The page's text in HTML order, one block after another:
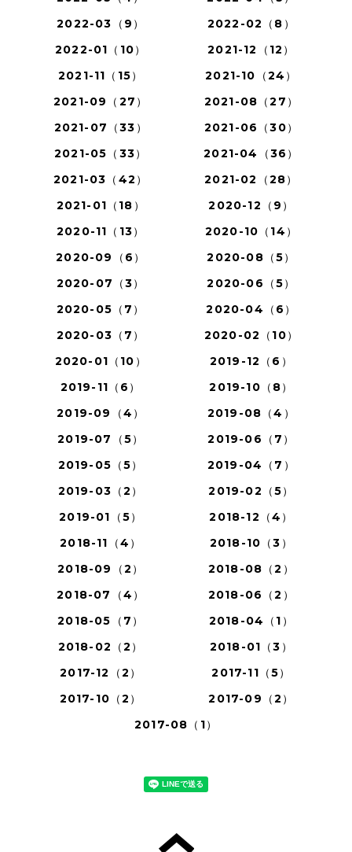
2022-03（9）
2022-02（8）
2022-01（10）
2021-12（12）
2021-11（15）
2021-10（24）
2021-09（27）
2021-08（27）
2021-07（33）
2021-06（30）
2021-05（33）
2021-04（36）
2021-03（42）
2021-02（28）
2021-01（18）
2020-12（9）
2020-11（13）
2020-10（14）
2020-09（6）
2020-08（5）
2020-07（3）
2020-06（5）
2020-05（7）
2020-04（6）
2020-03（7）
2020-02（10）
2020-01（10）
2019-12（6）
2019-11（6）
2019-10（8）
2019-09（4）
2019-08（4）
2019-07（5）
2019-06（7）
2019-05（5）
2019-04（7）
2019-03（2）
2019-02（5）
2019-01（5）
2018-12（4）
2018-11（4）
2018-10（3）
2018-09（2）
2018-08（2）
2018-07（4）
2018-06（2）
2018-05（7）
2018-04（1）
2018-02（2）
2018-01（3）
2017-12（2）
2017-11（5）
2017-10（2）
2017-09（2）
2017-08（1）